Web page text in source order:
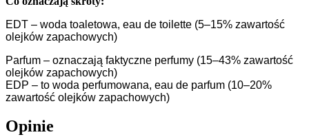
EDT – woda toaletowa, eau de toilette (5–15% zawartość
olejków zapachowych)
Parfum – oznaczają faktyczne perfumy (15–43% zawartość
olejków zapachowych)
EDP – to woda perfumowana, eau de parfum (10–20%
zawartość olejków zapachowych)
Opinie